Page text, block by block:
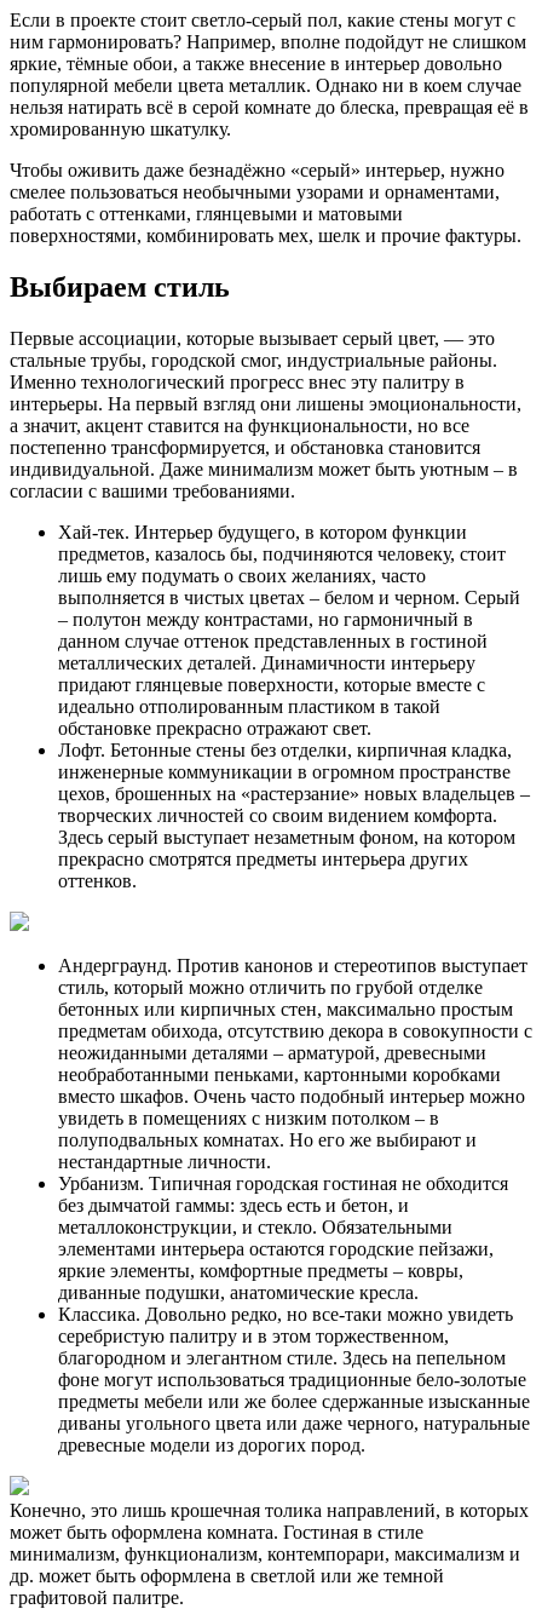
Если в проекте стоит светло-серый пол, какие стены могут с
ним гармонировать? Например, вполне подойдут не слишком
яркие, тёмные обои, а также внесение в интерьер довольно
популярной мебели цвета металлик. Однако ни в коем случае
нельзя натирать всё в серой комнате до блеска, превращая её в
хромированную шкатулку.
Чтобы оживить даже безнадёжно «серый» интерьер, нужно
смелее пользоваться необычными узорами и орнаментами,
работать с оттенками, глянцевыми и матовыми
поверхностями, комбинировать мех, шелк и прочие фактуры.
Выбираем стиль
Первые ассоциации, которые вызывает серый цвет, — это
стальные трубы, городской смог, индустриальные районы.
Именно технологический прогресс внес эту палитру в
интерьеры. На первый взгляд они лишены эмоциональности,
а значит, акцент ставится на функциональности, но все
постепенно трансформируется, и обстановка становится
индивидуальной. Даже минимализм может быть уютным – в
согласии с вашими требованиями.
Хай-тек. Интерьер будущего, в котором функции
предметов, казалось бы, подчиняются человеку, стоит
лишь ему подумать о своих желаниях, часто
выполняется в чистых цветах – белом и черном. Серый
– полутон между контрастами, но гармоничный в
данном случае оттенок представленных в гостиной
металлических деталей. Динамичности интерьеру
придают глянцевые поверхности, которые вместе с
идеально отполированным пластиком в такой
обстановке прекрасно отражают свет.
Лофт. Бетонные стены без отделки, кирпичная кладка,
инженерные коммуникации в огромном пространстве
цехов, брошенных на «растерзание» новых владельцев –
творческих личностей со своим видением комфорта.
Здесь серый выступает незаметным фоном, на котором
прекрасно смотрятся предметы интерьера других
оттенков.
Андерграунд. Против канонов и стереотипов выступает
стиль, который можно отличить по грубой отделке
бетонных или кирпичных стен, максимально простым
предметам обихода, отсутствию декора в совокупности с
неожиданными деталями – арматурой, древесными
необработанными пеньками, картонными коробками
вместо шкафов. Очень часто подобный интерьер можно
увидеть в помещениях с низким потолком – в
полуподвальных комнатах. Но его же выбирают и
нестандартные личности.
Урбанизм. Типичная городская гостиная не обходится
без дымчатой гаммы: здесь есть и бетон, и
металлоконструкции, и стекло. Обязательными
элементами интерьера остаются городские пейзажи,
яркие элементы, комфортные предметы – ковры,
диванные подушки, анатомические кресла.
Классика. Довольно редко, но все-таки можно увидеть
серебристую палитру и в этом торжественном,
благородном и элегантном стиле. Здесь на пепельном
фоне могут использоваться традиционные бело-золотые
предметы мебели или же более сдержанные изысканные
диваны угольного цвета или даже черного, натуральные
древесные модели из дорогих пород.
Конечно, это лишь крошечная толика направлений, в которых
может быть оформлена комната. Гостиная в стиле
минимализм, функционализм, контемпорари, максимализм и
др. может быть оформлена в светлой или же темной
графитовой палитре.